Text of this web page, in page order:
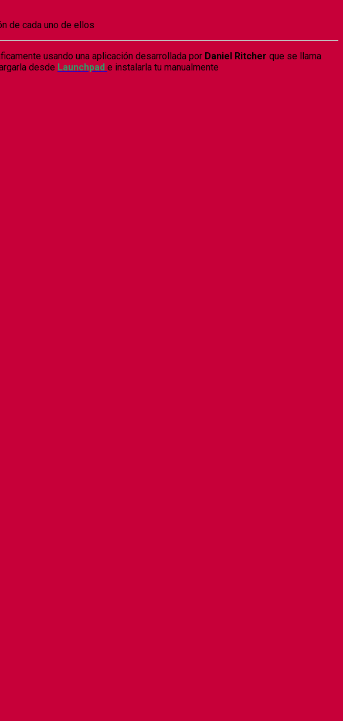
de cada uno de ellos
usando una aplicación desarrollada por Daniel Ritcher que se llama
desde Launchpad e instalarla tu manualmente